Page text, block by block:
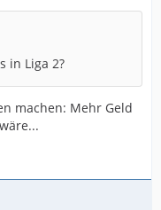
in Liga 2?
machen: Mehr Geld